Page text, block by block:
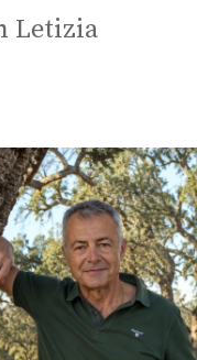
Letizia